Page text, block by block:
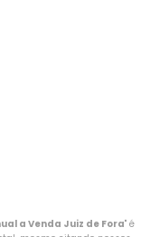
a Venda Juiz de Fora" é